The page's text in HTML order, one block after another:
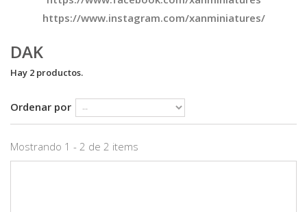
https://www.instagram.com/xanminiatures/
DAK
Hay 2 productos.
Ordenar por
Mostrando 1 - 2 de 2 items